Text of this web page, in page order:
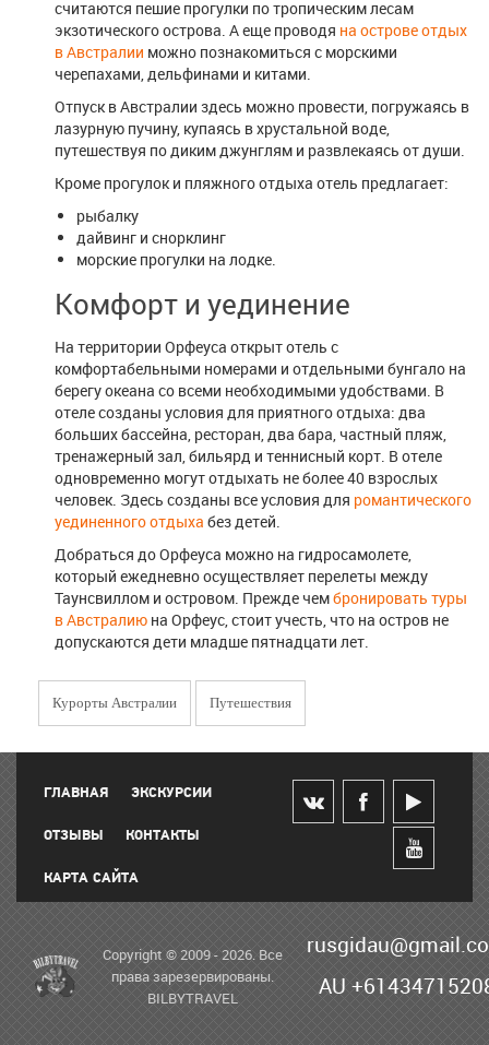
считаются пешие прогулки по тропическим лесам
экзотического острова. А еще проводя на острове отдых
в Австралии можно познакомиться с морскими
черепахами, дельфинами и китами.
Отпуск в Австралии здесь можно провести, погружаясь в
лазурную пучину, купаясь в хрустальной воде,
путешествуя по диким джунглям и развлекаясь от души.
Кроме прогулок и пляжного отдыха отель предлагает:
рыбалку
дайвинг и снорклинг
морские прогулки на лодке.
Комфорт и уединение
На территории Орфеуса открыт отель с
комфортабельными номерами и отдельными бунгало на
берегу океана со всеми необходимыми удобствами. В
отеле созданы условия для приятного отдыха: два
больших бассейна, ресторан, два бара, частный пляж,
тренажерный зал, бильярд и теннисный корт. В отеле
одновременно могут отдыхать не более 40 взрослых
человек. Здесь созданы все условия для романтического
уединенного отдыха без детей.
Добраться до Орфеуса можно на гидросамолете,
который ежедневно осуществляет перелеты между
Таунсвиллом и островом. Прежде чембронировать туры
в Австралию на Орфеус, стоит учесть, что на остров не
допускаются дети младше пятнадцати лет.
Курорты Австралии Путешествия
ГЛАВНАЯ ЭКСКУРСИИ
ОТЗЫВЫ КОНТАКТЫ
КАРТА САЙТА
Copyright © 2009 - 2026. Все
права зарезервированы.
BILBYTRAVEL
AU